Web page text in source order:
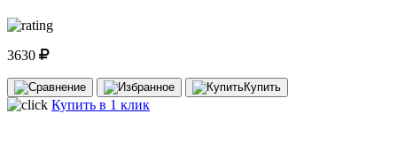
3630
Купить
Купить в 1 клик